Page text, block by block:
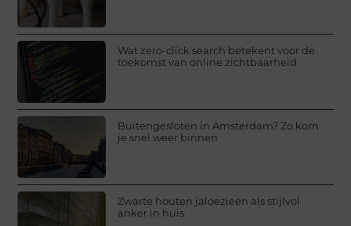
Wat zero-click search betekent voor de
toekomst van online zichtbaarheid
Buitengesloten in Amsterdam? Zo kom
je snel weer binnen
Zwarte houten jaloezieën als stijlvol
anker in huis